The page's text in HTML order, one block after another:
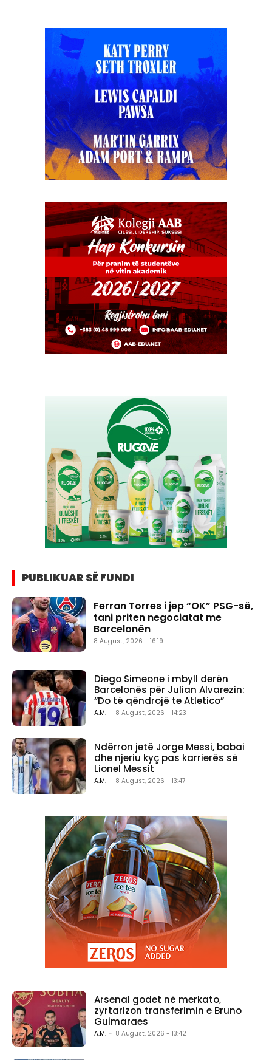
PUBLIKUAR SË FUNDI
Ferran Torres i jep “OK” PSG-së,
tani priten negociatat me
Barcelonën
8 August, 2026 - 16:19
Diego Simeone i mbyll derën
Barcelonës për Julian Alvarezin:
“Do të qëndrojë te Atletico”
A.M. - 8 August, 2026 - 14:23
Ndërron jetë Jorge Messi, babai
dhe njeriu kyç pas karrierës së
Lionel Messit
A.M. - 8 August, 2026 - 13:47
Arsenal godet në merkato,
zyrtarizon transferimin e Bruno
Guimaraes
A.M. - 8 August, 2026 - 13:42